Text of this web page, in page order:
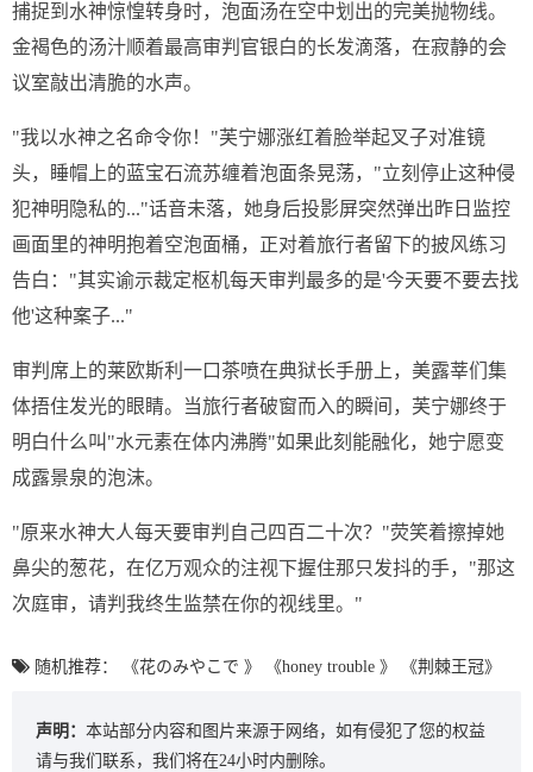
捕捉到水神惊惶转身时，泡面汤在空中划出的完美抛物线。
金褐色的汤汁顺着最高审判官银白的长发滴落，在寂静的会
议室敲出清脆的水声。
"我以水神之名命令你！"芙宁娜涨红着脸举起叉子对准镜
头，睡帽上的蓝宝石流苏缠着泡面条晃荡，"立刻停止这种侵
犯神明隐私的..."话音未落，她身后投影屏突然弹出昨日监控
画面里的神明抱着空泡面桶，正对着旅行者留下的披风练习
告白："其实谕示裁定枢机每天审判最多的是'今天要不要去找
他'这种案子..."
审判席上的莱欧斯利一口茶喷在典狱长手册上，美露莘们集
体捂住发光的眼睛。当旅行者破窗而入的瞬间，芙宁娜终于
明白什么叫"水元素在体内沸腾"如果此刻能融化，她宁愿变
成露景泉的泡沫。
"原来水神大人每天要审判自己四百二十次？"荧笑着擦掉她
鼻尖的葱花，在亿万观众的注视下握住那只发抖的手，"那这
次庭审，请判我终生监禁在你的视线里。"
随机推荐： 《花のみやこで 》 《honey trouble 》 《荆棘王冠》
声明： 本站部分内容和图片来源于网络，如有侵犯了您的权益
请与我们联系，我们将在24小时内删除。